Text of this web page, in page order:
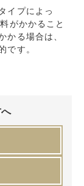
イプによっ
がかかること
かる場合は、
です。